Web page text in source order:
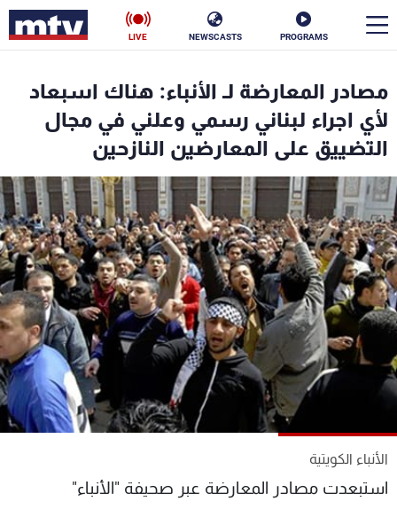
PROGRAMS
NEWSCASTS
LIVE
مصادر المعارضة لـ الأنباء: هناك اسبعاد
لأي اجراء لبناني رسمي وعلني في مجال
التضييق على المعارضين النازحين
الأنباء الكويتية
استبعدت مصادر المعارضة عبر صحيفة "الأنباء"
الأخبار
سياسة ناس
إقتصاد
منوعات رياضة
كأس العالم
البرامج
جدول البرامج
الترددات
عن MTV
وظائف